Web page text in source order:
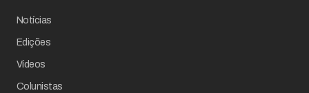
Notícias
Edições
Vídeos
Colunistas